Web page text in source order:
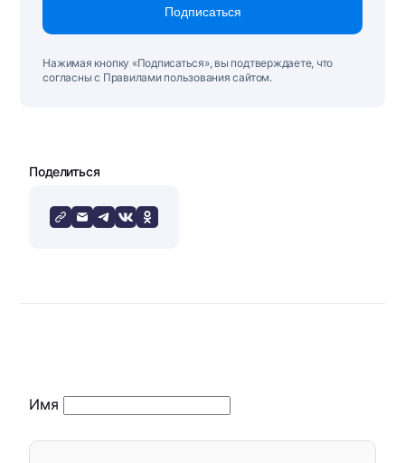
Подписаться
Нажимая кнопку «Подписаться», вы подтверждаете, что
согласны с Правилами пользования сайтом.
Поделиться
Имя